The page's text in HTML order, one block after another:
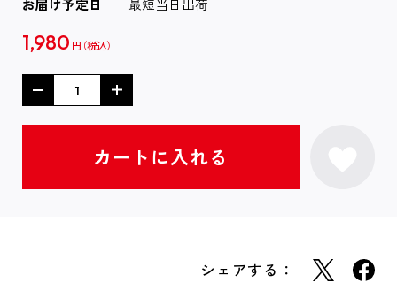
1,980 円
シェアする：